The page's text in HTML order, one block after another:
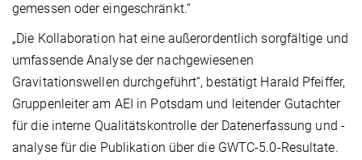
gemessen oder eingeschränkt.“
„Die Kollaboration hat eine außerordentlich sorgfältige und
umfassende Analyse der nachgewiesenen
Gravitationswellen durchgeführt“, bestätigt Harald Pfeiffer,
Gruppenleiter am AEI in Potsdam und leitender Gutachter
für die interne Qualitätskontrolle der Datenerfassung und -
analyse für die Publikation über die GWTC-5.0-Resultate.